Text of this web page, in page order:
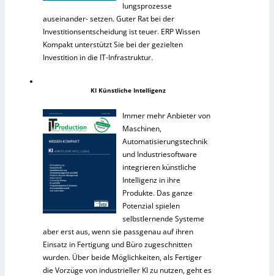
lungsprozesse
auseinander- setzen. Guter Rat bei der
Investitionsentscheidung ist teuer. ERP Wissen
Kompakt unterstützt Sie bei der gezielten
Investition in die IT-Infrastruktur.
KI Künstliche Intelligenz
Immer mehr Anbieter von
Maschinen,
Automatisierungstechnik
und Industriesoftware
integrieren künstliche
Intelligenz in ihre
Produkte. Das ganze
Potenzial spielen
selbstlernende Systeme
aber erst aus, wenn sie passgenau auf ihren
Einsatz in Fertigung und Büro zugeschnitten
wurden. Über beide Möglichkeiten, als Fertiger
die Vorzüge von industrieller KI zu nutzen, geht es